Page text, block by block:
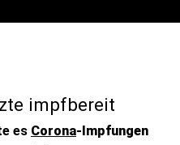
impfbereit
es Corona-Impfungen